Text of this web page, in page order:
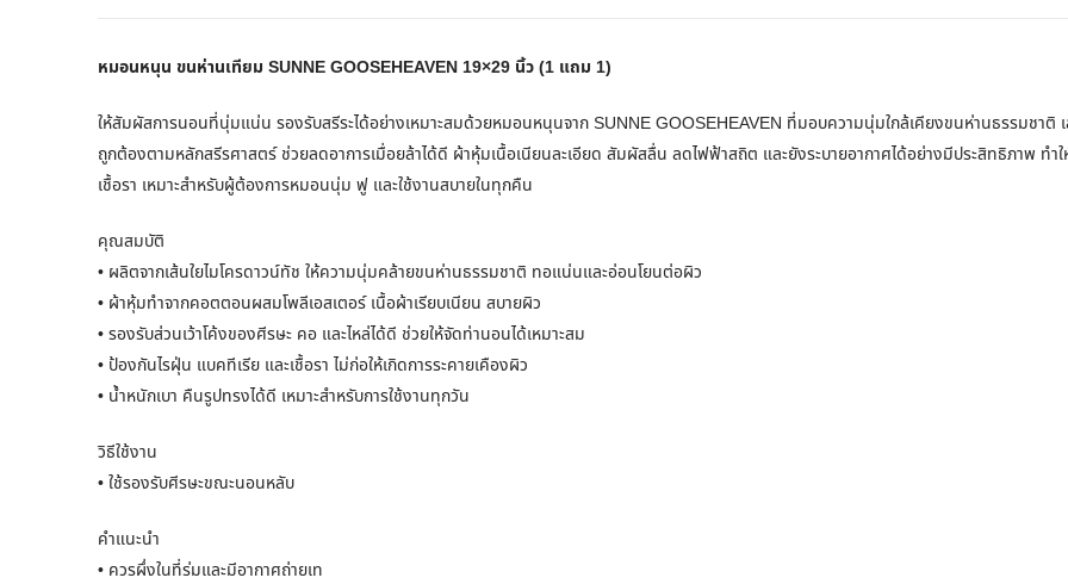
หมอนหนุน ขนห่านเทียม SUNNE GOOSEHEAVEN 19×29 นิ้ว (1 แถม 1)
ให้สัมผัสการนอนที่นุ่มแน่น รองรับสรีระได้อย่างเหมาะสมด้วยหมอนหนุนจาก SUNNE GOOSEHEAVEN ที่มอบความนุ่มใกล้เคียงขนห่านธรรมชาติ
ถูกต้องตามหลักสรีรศาสตร์ ช่วยลดอาการเมื่อยล้าได้ดี ผ้าหุ้มเนื้อเนียนละเอียด สัมผัสลื่น ลดไฟฟ้าสถิต และยังระบายอากาศได้อย่างมีประสิทธิภาพ
เชื้อรา เหมาะสำหรับผู้ต้องการหมอนนุ่ม ฟู และใช้งานสบายในทุกคืน
คุณสมบัติ
• ผลิตจากเส้นใยไมโครดาวน์ทัช ให้ความนุ่มคล้ายขนห่านธรรมชาติ ทอแน่นและอ่อนโยนต่อผิว
• ผ้าหุ้มทำจากคอตตอนผสมโพลีเอสเตอร์ เนื้อผ้าเรียบเนียน สบายผิว
• รองรับส่วนเว้าโค้งของศีรษะ คอ และไหล่ได้ดี ช่วยให้จัดท่านอนได้เหมาะสม
• ป้องกันไรฝุ่น แบคทีเรีย และเชื้อรา ไม่ก่อให้เกิดการระคายเคืองผิว
• น้ำหนักเบา คืนรูปทรงได้ดี เหมาะสำหรับการใช้งานทุกวัน
วิธีใช้งาน
• ใช้รองรับศีรษะขณะนอนหลับ
คำแนะนำ
• ควรผึ่งในที่ร่มและมีอากาศถ่ายเท